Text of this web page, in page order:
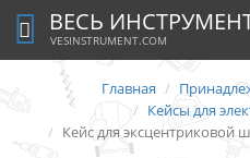
ВЕСЬ
VESINSTRUMENT.COM
Главная
Кейсы для
Кейс для